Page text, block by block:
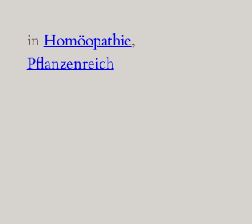
inHomöopathie
Pflanzenreich